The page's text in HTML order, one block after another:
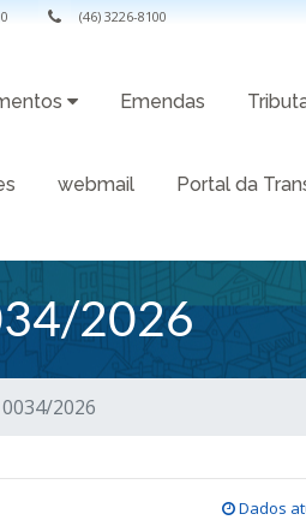
(46) 3226-8100
Emendas
webmail Portal da
2026
2026
Dados